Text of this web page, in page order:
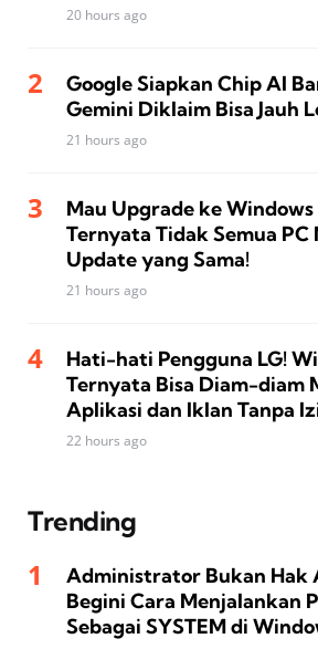
20 hours ago
Google Siapkan Chip AI
Gemini Diklaim Bisa Jauh
21 hours ago
Mau Upgrade ke Windows
Ternyata Tidak Semua
Update yang Sama!
21 hours ago
Hati-hati Pengguna LG!
Ternyata Bisa Diam-diam
Aplikasi dan Iklan Tanpa
22 hours ago
Trending
Administrator Bukan Hak
Begini Cara Menjalankan
Sebagai SYSTEM di